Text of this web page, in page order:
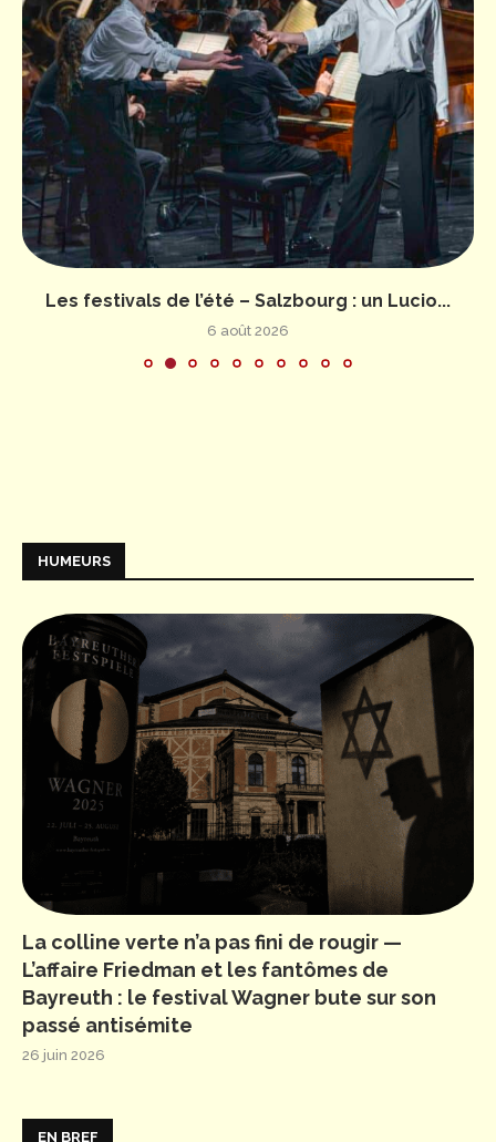
Les festivals de l’été – Salzbourg : un Lucio...
6 août 2026
HUMEURS
La colline verte n’a pas fini de rougir —
L’affaire Friedman et les fantômes de
Bayreuth : le festival Wagner bute sur son
passé antisémite
26 juin 2026
EN BREF